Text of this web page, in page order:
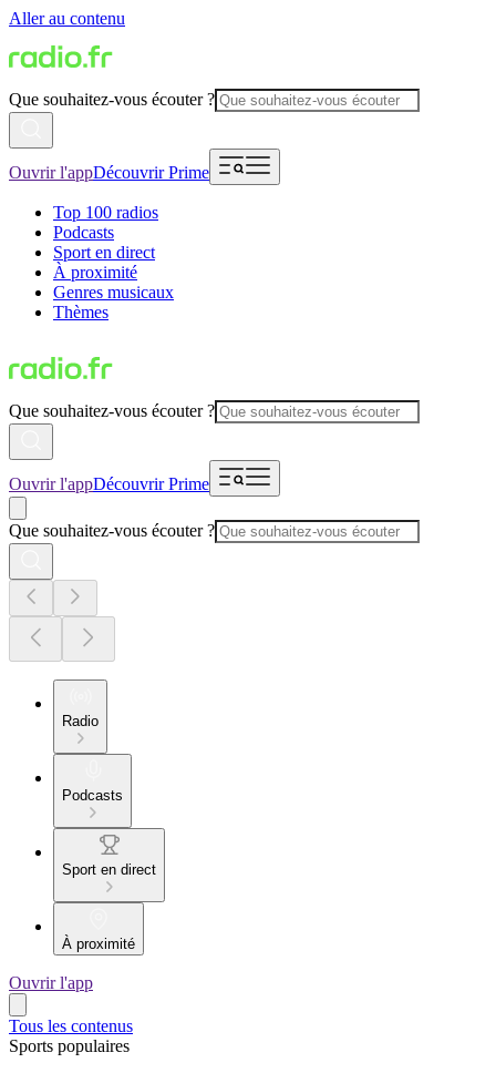
Aller au contenu
Que souhaitez-vous écouter ?
Ouvrir l'appDécouvrir Prime
Top 100 radios
Podcasts
Sport en direct
À proximité
Genres musicaux
Thèmes
Que souhaitez-vous écouter ?
Ouvrir l'appDécouvrir Prime
Que souhaitez-vous écouter ?
Radio
Podcasts
Sport en direct
À proximité
Ouvrir l'app
Tous les contenus
Sports populaires